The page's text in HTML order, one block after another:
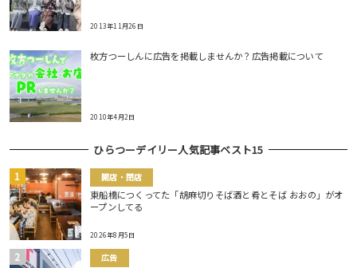
2013年11月26日
枚方つーしんに広告を掲載しませんか？広告掲載について
2010年4月2日
ひらつーデイリー人気記事ベスト15
開店・閉店
東船橋につくってた「胡麻切りそば酒と肴とそば おおの」がオ
ープンしてる
2026年8月5日
広告